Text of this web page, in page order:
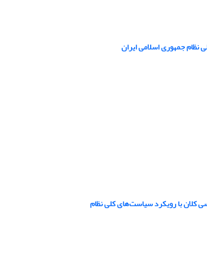
جمهوری اسلامی ایران
با رویکرد سیاست‌‌های کلی نظام